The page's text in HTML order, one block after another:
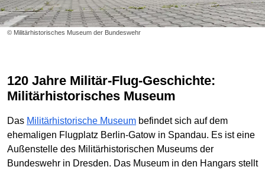
© Militärhistorisches Museum der Bundeswehr
120 Jahre Militär-Flug-Geschichte:
Militärhistorisches Museum
Das Militärhistorische Museum befindet sich auf dem
ehemaligen Flugplatz Berlin-Gatow in Spandau. Es ist eine
Außenstelle des Militärhistorischen Museums der
Bundeswehr in Dresden. Das Museum in den Hangars stellt